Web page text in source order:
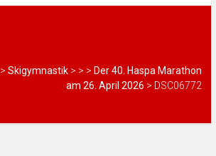
>Skigymnastik > > > Der 40. Haspa Marathon
am 26. April 2026 > DSC06772